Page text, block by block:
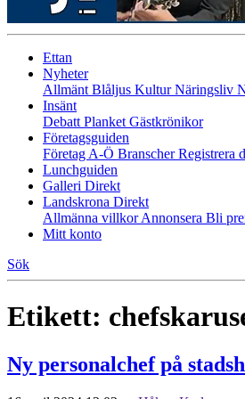
Ettan
Nyheter
Allmänt Blåljus KulturNäringsliv
Insänt
Debatt Planket Gästkrönikor
Företagsguiden
Företag A-Ö BranscherRegistrera
Lunchguiden
Galleri Direkt
Landskrona Direkt
Allmänna villkorAnnonsera Bli
Mitt konto
Sök
Etikett:
Ny personalchef på